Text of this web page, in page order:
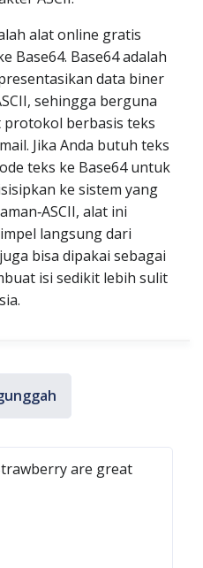
alat online gratis
Base64. Base64 adalah
data biner
sehingga berguna
protokol berbasis teks
Jika Anda butuh teks
teks ke Base64 untuk
ke sistem yang
alat ini
langsung dari
bisa dipakai sebagai
isi sedikit lebih sulit